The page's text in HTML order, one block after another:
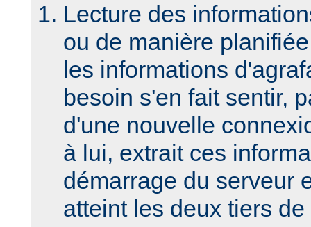
Lecture des
ou de manière
les informations
besoin s'en fait sentir,
d'une nouvelle
à lui, extrait ces
démarrage du serveur
atteint les deux tiers